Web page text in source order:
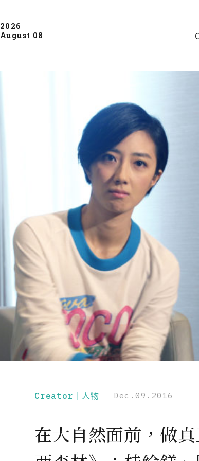
2026
August 08
Creator｜人物 Dec.09.2016
在大自然面前，做